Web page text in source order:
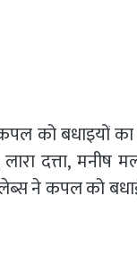
को बधाइयों का
दत्ता, मनीष
ने कपल को